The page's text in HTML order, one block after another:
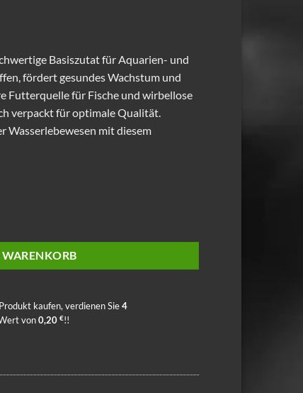
Basiszutat für Aquarien- und
fördert gesundes Wachstum und
Futterquelle für Fische und wirbellose
verpackt für optimale Qualität.
Wasserlebewesen mit diesem
kaufen, verdienen Sie4
von0,20 €!!